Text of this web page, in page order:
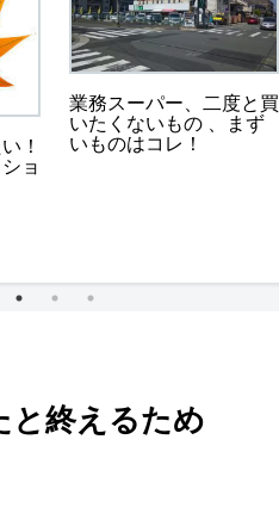
！
ョ
業務スーパー、二度と買
いたくないもの 、まず
いものはコレ！
と終えるため